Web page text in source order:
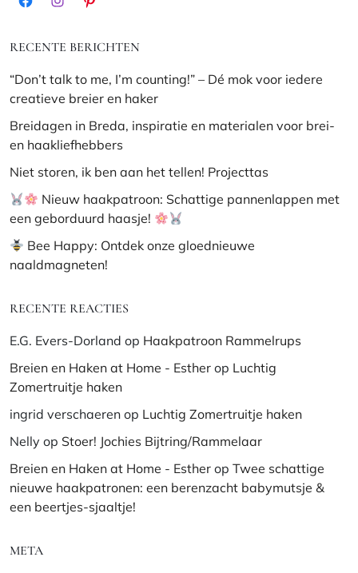
FacebookInstagramPinterest
RECENTE BERICHTEN
“Don’t talk to me, I’m counting!” – Dé mok voor iedere
creatieve breier en haker
Breidagen in Breda, inspiratie en materialen voor brei-
en haakliefhebbers
Niet storen, ik ben aan het tellen! Projecttas
Nieuw haakpatroon: Schattige pannenlappen met
een geborduurd haasje!
Bee Happy: Ontdek onze gloednieuwe
naaldmagneten!
RECENTE REACTIES
E.G. Evers-Dorland op Haakpatroon Rammelrups
Breien en Haken at Home - Esther op Luchtig
Zomertruitje haken
ingrid verschaeren op Luchtig Zomertruitje haken
Nelly op Stoer! Jochies Bijtring/Rammelaar
Breien en Haken at Home - Esther op Twee schattige
nieuwe haakpatronen: een berenzacht babymutsje &
een beertjes-sjaaltje!
META